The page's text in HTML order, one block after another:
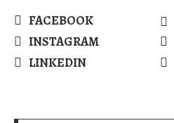
FACEBOOK
INSTAGRAM
LINKEDIN